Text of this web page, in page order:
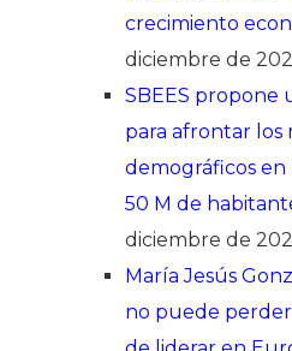
crecimiento
diciembre de
SBEES propone
para afrontar los
demográficos en
50 M de
diciembre de
María Jesús
no puede